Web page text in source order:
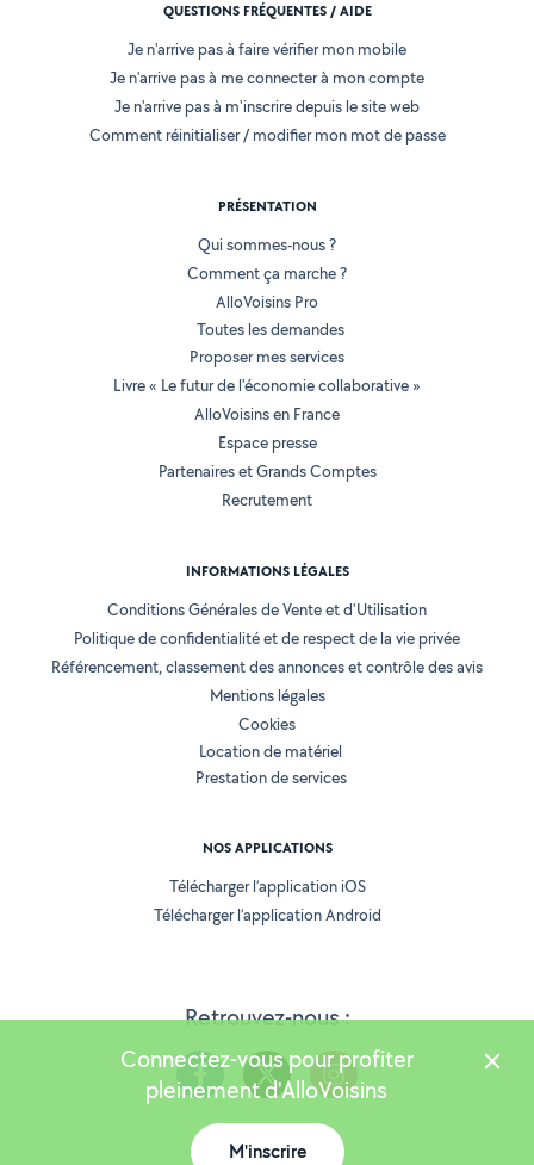
Retrouvez-nous :
QUESTIONS FRÉQUENTES / AIDE
Je n'arrive pas à faire vérifier mon mobile
Je n'arrive pas à me connecter à mon compte
Je n'arrive pas à m'inscrire depuis le site web
Comment réinitialiser / modifier mon mot de passe
PRÉSENTATION
Qui sommes-nous ?
Comment ça marche ?
AlloVoisins Pro
Toutes les demandes
Proposer mes services
Livre « Le futur de l'économie collaborative »
AlloVoisins en France
Espace presse
Partenaires et Grands Comptes
Recrutement
INFORMATIONS LÉGALES
Conditions Générales de Vente et d'Utilisation
Politique de confidentialité et de respect de la vie privée
Référencement, classement des annonces et contrôle des avis
Mentions légales
Cookies
Location de matériel
Prestation de services
NOS APPLICATIONS
Télécharger l’application iOS
Télécharger l’application Android
Version 25.5.3
Connectez-vous pour profiter
pleinement d'AlloVoisins
M'inscrire